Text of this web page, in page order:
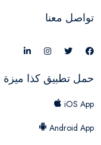
تواصل معنا
حمل تطبيق كذا ميزة
iOS App
Android App